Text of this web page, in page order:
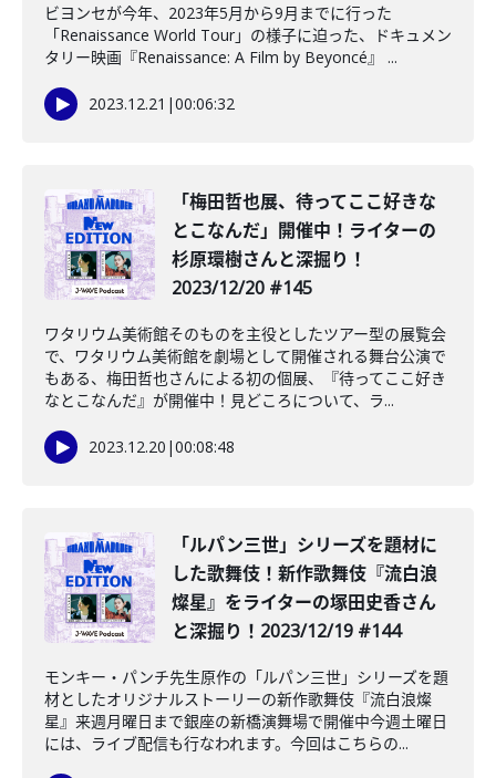
ビヨンセが今年、2023年5月から9月までに行った
「Renaissance World Tour」の様子に迫った、ドキュメン
タリー映画『Renaissance: A Film by Beyoncé』 ...
2023.12.21 |00:06:32
「梅田哲也展、待ってここ好きな
とこなんだ」開催中！ライターの
杉原環樹さんと深掘り！
2023/12/20 #145
ワタリウム美術館そのものを主役としたツアー型の展覧会
で、ワタリウム美術館を劇場として開催される舞台公演で
もある、梅田哲也さんによる初の個展、『待ってここ好き
なとこなんだ』が開催中！見どころについて、ラ...
2023.12.20 |00:08:48
「ルパン三世」シリーズを題材に
した歌舞伎！️新作歌舞伎『流白浪
燦星』をライターの塚田史香さん
と深掘り！2023/12/19 #144
モンキー・パンチ先生原作の「ルパン三世」シリーズを題
材としたオリジナルストーリーの新作歌舞伎『流白浪燦
星』来週月曜日まで銀座の新橋演舞場で開催中今週土曜日
には、ライブ配信も行なわれます。今回はこちらの...